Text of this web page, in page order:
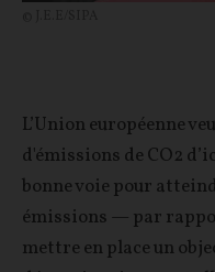
L’Union européenne
d'émissions de CO2
bonne voie pour
émissions — par
mettre en place un